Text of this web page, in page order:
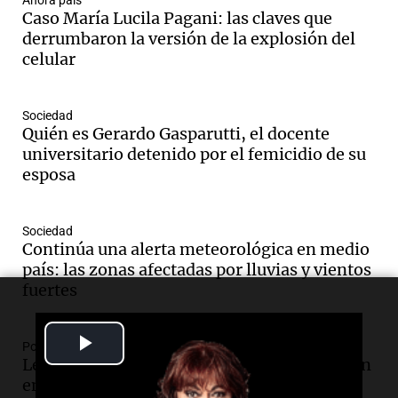
Video
Audio.
El "Mono" de Kapanga
adelantó su show en Rosario.
Viva la Radio Rosario
Episodios
en suspenso a hombre por simular robo
de recaudación en San Luis
Panorama Federal
Episodios
ayuda por problemas de fertilidad y la
ostentación de millonarios
Amamos Argentina
Episodios
Audio.El juicio contra Oscar González
avanza con testimonios clave sobre el
accidente en Villa Dolores
Panorama Federal
Caso María Lucila Pagani: las claves que
derrumbaron la versión de la explosión del
celular
Sociedad
Quién es Gerardo Gasparutti, el docente
universitario detenido por el femicidio de su
esposa
Sociedad
Continúa una alerta meteorológica en medio
país: las zonas afectadas por lluvias y vientos
fuertes
Política y Economía
Ley de Propiedad Privada: maratónica sesión
en el Senado sin el capítulo de tierras para